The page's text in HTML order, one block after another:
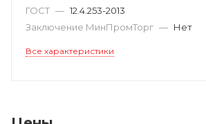
ГОСТ — 12.4.253-2013
Заключение МинПромТорг — Нет
Все характеристики